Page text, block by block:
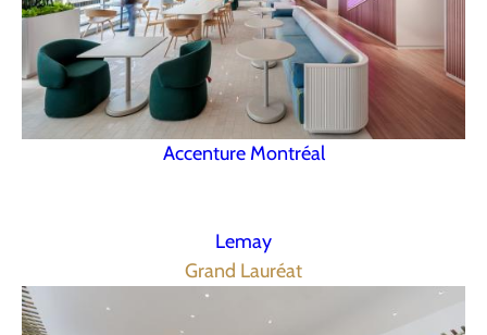
Accenture Montréal
Lemay
Grand Lauréat